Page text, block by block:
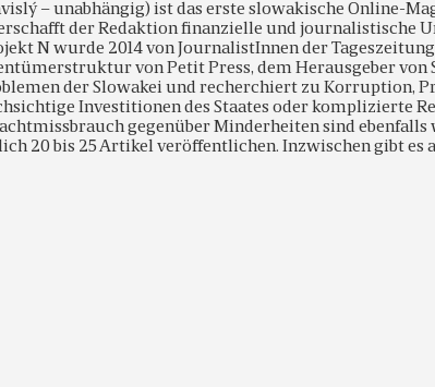
– unabhängig) ist das erste slowakische Online-
der Redaktion finanzielle und journalistische
N wurde 2014 von JournalistInnen der
von Petit Press, dem Herausgeber von
der Slowakei und recherchiert zu Korruption,
Investitionen des Staates oder komplizierte
gegenüber Minderheiten sind ebenfalls
20 bis 25 Artikel veröffentlichen. Inzwischen gibt es